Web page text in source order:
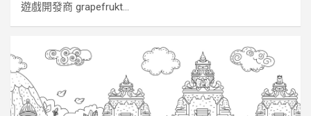
遊戲開發商 grapefrukt...